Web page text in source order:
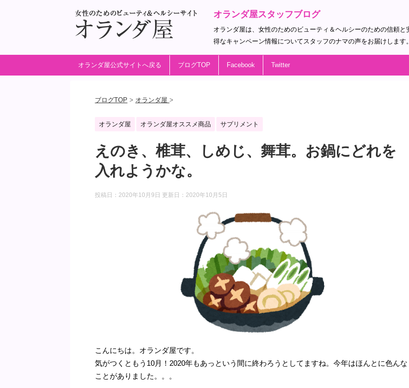
オランダ屋スタッフブログ
オランダ屋は、女性のためのビューティ＆ヘルシーのための信頼
得なキャンペーン情報についてスタッフのナマの声をお届けします
オランダ屋公式サイトへ戻る ブログTOP Facebook Twitter
ブログTOP > オランダ屋 >
オランダ屋 オランダ屋オススメ商品 サプリメント
えのき、椎茸、しめじ、舞茸。お鍋にどれを
入れようかな。
投稿日：2020年10月9日 更新日： 2020年10月5日
こんにちは。オランダ屋です。
気がつくともう10月！2020年もあっという間に終わろうとしてますね。今年はほんとに色んな
ことがありました。。。